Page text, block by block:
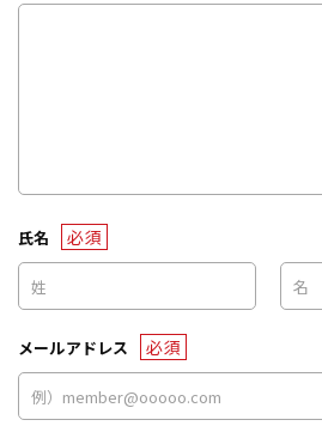
氏名 必須
メールアドレス 必須